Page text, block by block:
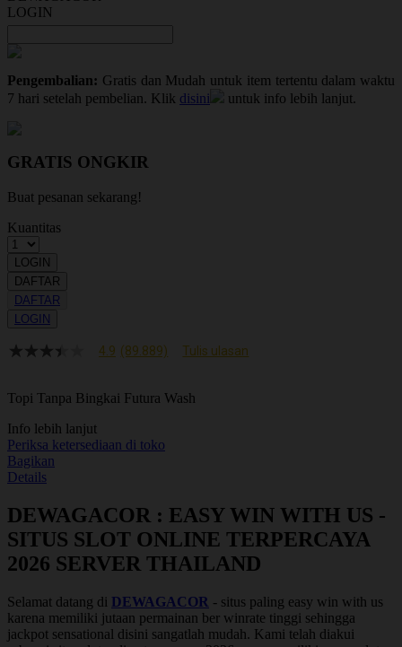
LOGIN
Pengembalian: Gratis dan Mudah untuk item tertentu dalam waktu
7 hari setelah pembelian. Klik disini untuk info lebih lanjut.
GRATIS ONGKIR
Buat pesanan sekarang!
Kuantitas
LOGIN
DAFTAR
DAFTAR
LOGIN
4.9
bintang,
rating
rata-
rata.
Read
13
Tautan
halaman
yang
sama.
4.9 (89.889) Tulis ulasan
Topi Tanpa Bingkai Futura Wash
Info lebih lanjut
Periksa ketersediaan di toko
Bagikan
Details
DEWAGACOR : EASY WIN WITH US -
SITUS SLOT ONLINE TERPERCAYA
2026 SERVER THAILAND
Selamat datang di DEWAGACOR - situs paling easy win with us
karena memiliki jutaan permainan ber winrate tinggi sehingga
jackpot sensational disini sangatlah mudah. Kami telah diakui